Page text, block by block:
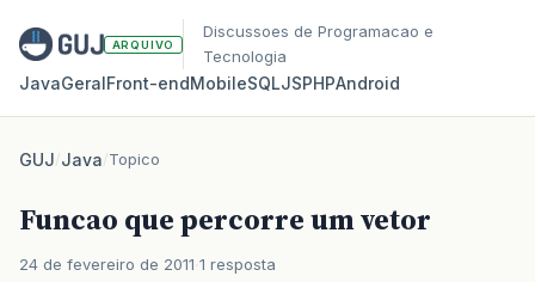
ARQUIVO
Discussoes de Programacao e
Tecnologia
JavaGeralFront‑endMobileSQLJSPHPAndroid
GUJ/Java/Topico
Funcao que percorre um vetor
24 de fevereiro de 2011 1 resposta